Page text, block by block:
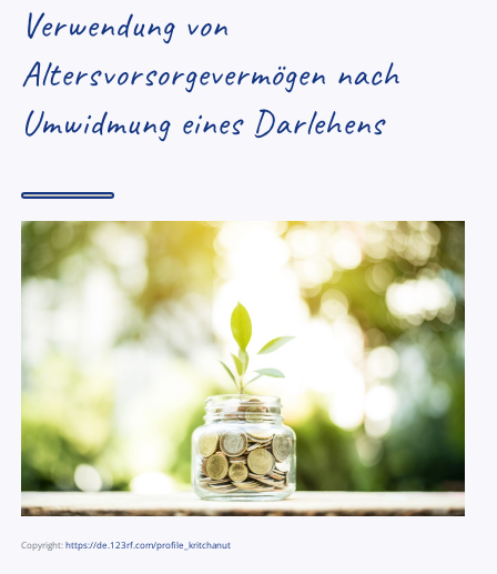
Verwendung von
Altersvorsorgevermögen nach
Umwidmung eines Darlehens
Copyright:https://de.123rf.com/profile_kritchanut